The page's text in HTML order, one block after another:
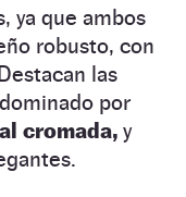
ya que ambos
robusto, con
las
por
cromada, y